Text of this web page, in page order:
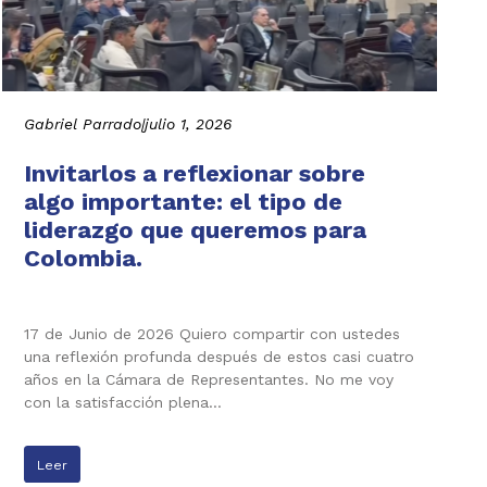
Gabriel Parrado|julio 1, 2026
Invitarlos a reflexionar sobre
algo importante: el tipo de
liderazgo que queremos para
Colombia.
17 de Junio de 2026 Quiero compartir con ustedes
una reflexión profunda después de estos casi cuatro
años en la Cámara de Representantes. No me voy
con la satisfacción plena…
Leer